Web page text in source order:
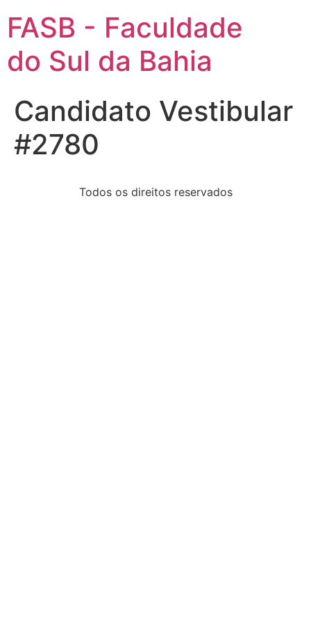
FASB - Faculdade
do Sul da Bahia
Candidato Vestibular
#2780
Todos os direitos reservados